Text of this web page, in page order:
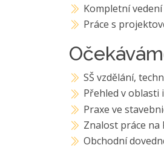
Kompletní
Práce s
SŠ vzdělání,
Přehled v oblasti
Praxe ve
Znalost práce na
Obchodní